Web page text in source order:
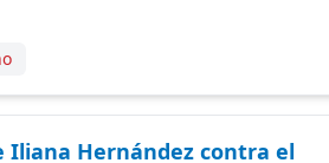
Iliana Hernández contra el